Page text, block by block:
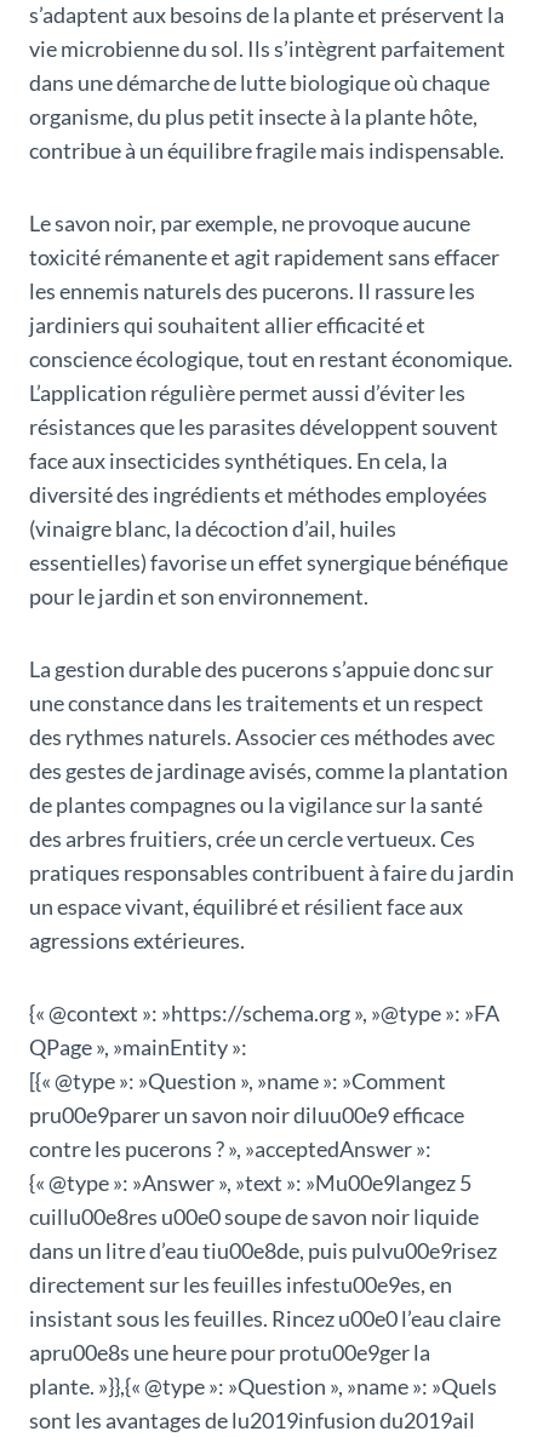
s’adaptent aux besoins de la plante et préservent la
vie microbienne du sol. Ils s’intègrent parfaitement
dans une démarche de lutte biologique où chaque
organisme, du plus petit insecte à la plante hôte,
contribue à un équilibre fragile mais indispensable.
Le savon noir, par exemple, ne provoque aucune
toxicité rémanente et agit rapidement sans effacer
les ennemis naturels des pucerons. Il rassure les
jardiniers qui souhaitent allier efficacité et
conscience écologique, tout en restant économique.
L’application régulière permet aussi d’éviter les
résistances que les parasites développent souvent
face aux insecticides synthétiques. En cela, la
diversité des ingrédients et méthodes employées
(vinaigre blanc, la décoction d’ail, huiles
essentielles) favorise un effet synergique bénéfique
pour le jardin et son environnement.
La gestion durable des pucerons s’appuie donc sur
une constance dans les traitements et un respect
des rythmes naturels. Associer ces méthodes avec
des gestes de jardinage avisés, comme la plantation
de plantes compagnes ou la vigilance sur la santé
des arbres fruitiers, crée un cercle vertueux. Ces
pratiques responsables contribuent à faire du jardin
un espace vivant, équilibré et résilient face aux
agressions extérieures.
{« @context »: »https://schema.org », »@type »: »FA
QPage », »mainEntity »:
[{« @type »: »Question », »name »: »Comment
pru00e9parer un savon noir diluu00e9 efficace
contre les pucerons ? », »acceptedAnswer »:
{« @type »: »Answer », »text »: »Mu00e9langez 5
cuillu00e8res u00e0 soupe de savon noir liquide
dans un litre d’eau tiu00e8de, puis pulvu00e9risez
directement sur les feuilles infestu00e9es, en
insistant sous les feuilles. Rincez u00e0 l’eau claire
apru00e8s une heure pour protu00e9ger la
plante. »}},{« @type »: »Question », »name »: »Quels
sont les avantages de lu2019infusion du2019ail